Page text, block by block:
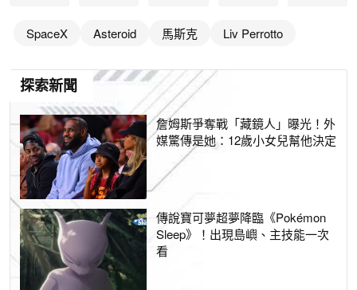
SpaceX Asteroid 馬斯克 Liv Perrotto
探索新聞
詹姆斯爭奪戰「藏鏡人」曝光！外
媒驚傳是她：12歲小女兒幫他決定
傳說寶可夢超夢降臨《Pokémon
Sleep》！出現島嶼、主技能一次
看